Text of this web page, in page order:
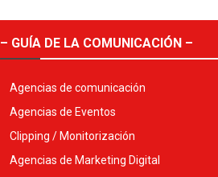
– GUÍA DE LA COMUNICACIÓN –
Agencias de comunicación
Agencias de Eventos
Clipping / Monitorización
Agencias de Marketing Digital